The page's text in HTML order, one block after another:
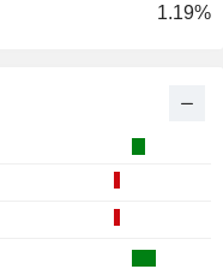
1.19%